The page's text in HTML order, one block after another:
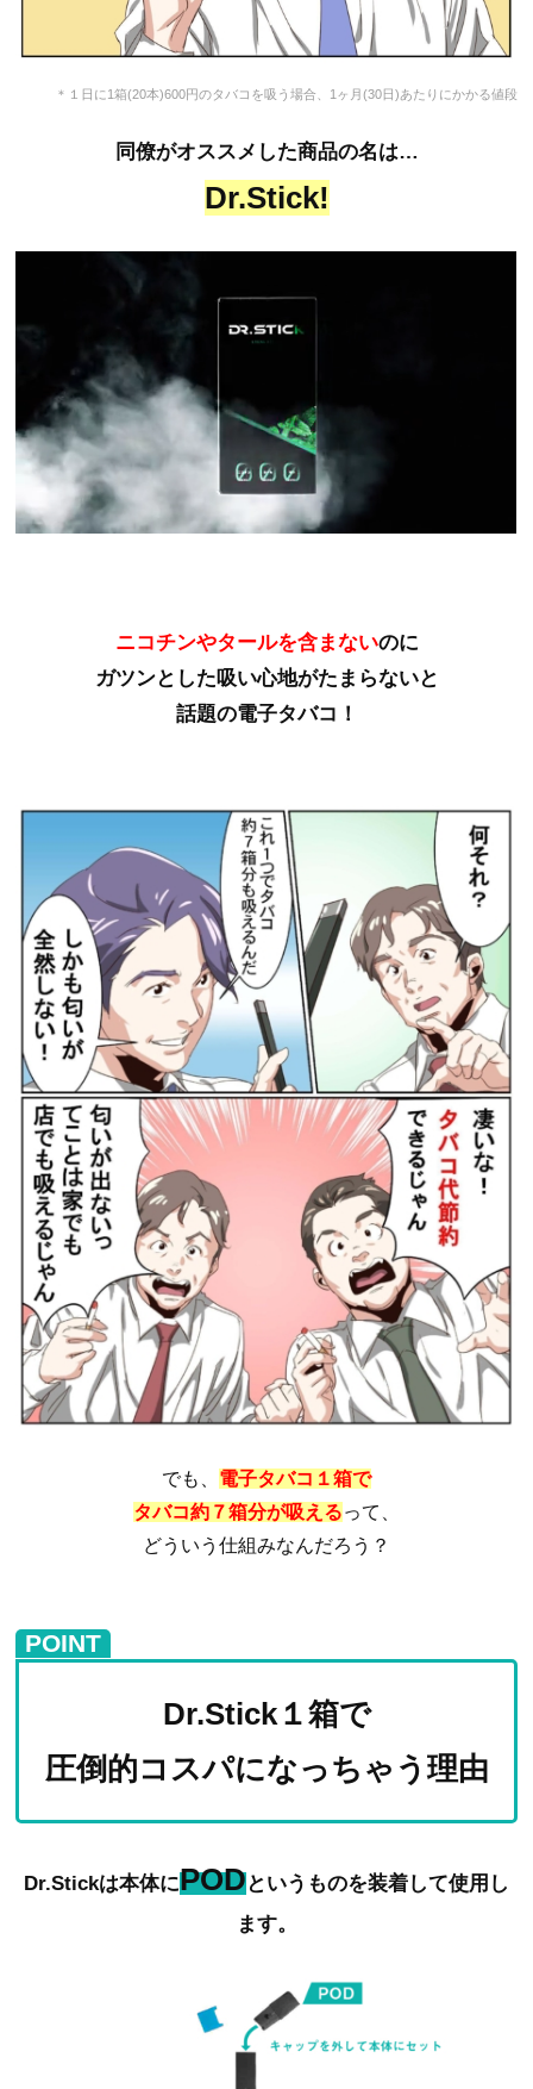
＊１日に1箱(20本)600円のタバコを吸う場合、1ヶ月(30日)あたりにかかる値段
同僚がオススメした商品の名は…
Dr.Stick!
ニコチンやタールを含まないのに
ガツンとした吸い心地がたまらないと
話題の電子タバコ！
でも、 電子タバコ１箱で
タバコ約７箱分が吸えるって、
どういう仕組みなんだろう？
POINT
Dr.Stick１箱で
圧倒的コスパになっちゃう理由
Dr.Stickは本体にPODというものを装着して使用し
ます。